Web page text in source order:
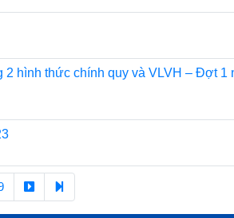
2 hình thức chính quy và VLVH – Đợt 1